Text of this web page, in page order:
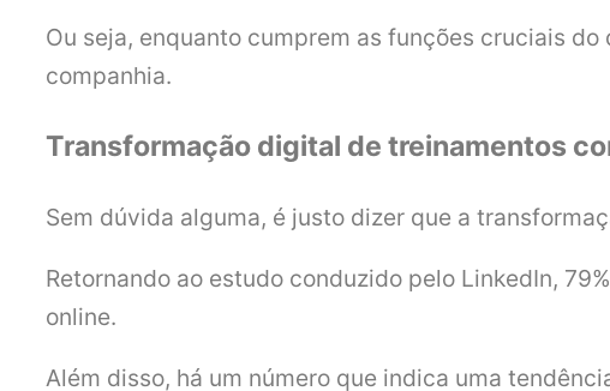
Ou seja, enquanto cumprem as funções cruciais
companhia.
Transformação digital de treinamentos
Sem dúvida alguma, é justo dizer que a
Retornando ao estudo conduzido pelo LinkedIn,
online.
Além disso, há um número que indica uma